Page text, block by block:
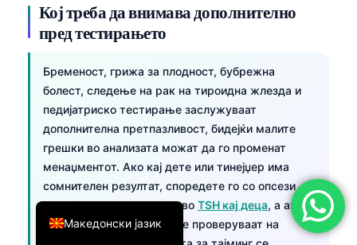
Кој треба да внимава дополнително
пред тестирањето
Бременост, грижа за плодност, бубрежна
болест, следење на рак на тироидна жлезда и
педијатриско тестирање заслужуваат
дополнителна претпазливост, бидејќи малите
грешки во анализата можат да го променат
менаџментот. Ако кај дете или тинејџер има
сомнителен резултат, споредете го со опсези
специфични за возраста во TSH кај деца, а ако
хормоните за плодност се проверуваат на
Македонски јазик
Deutsch
العربية
Français
עִבְרִית
Español
Português